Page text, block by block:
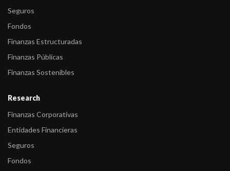
Seguros
Fondos
Finanzas Estructuradas
Finanzas Públicas
Finanzas Sostenibles
Research
Finanzas Corporativas
Entidades Financieras
Seguros
Fondos